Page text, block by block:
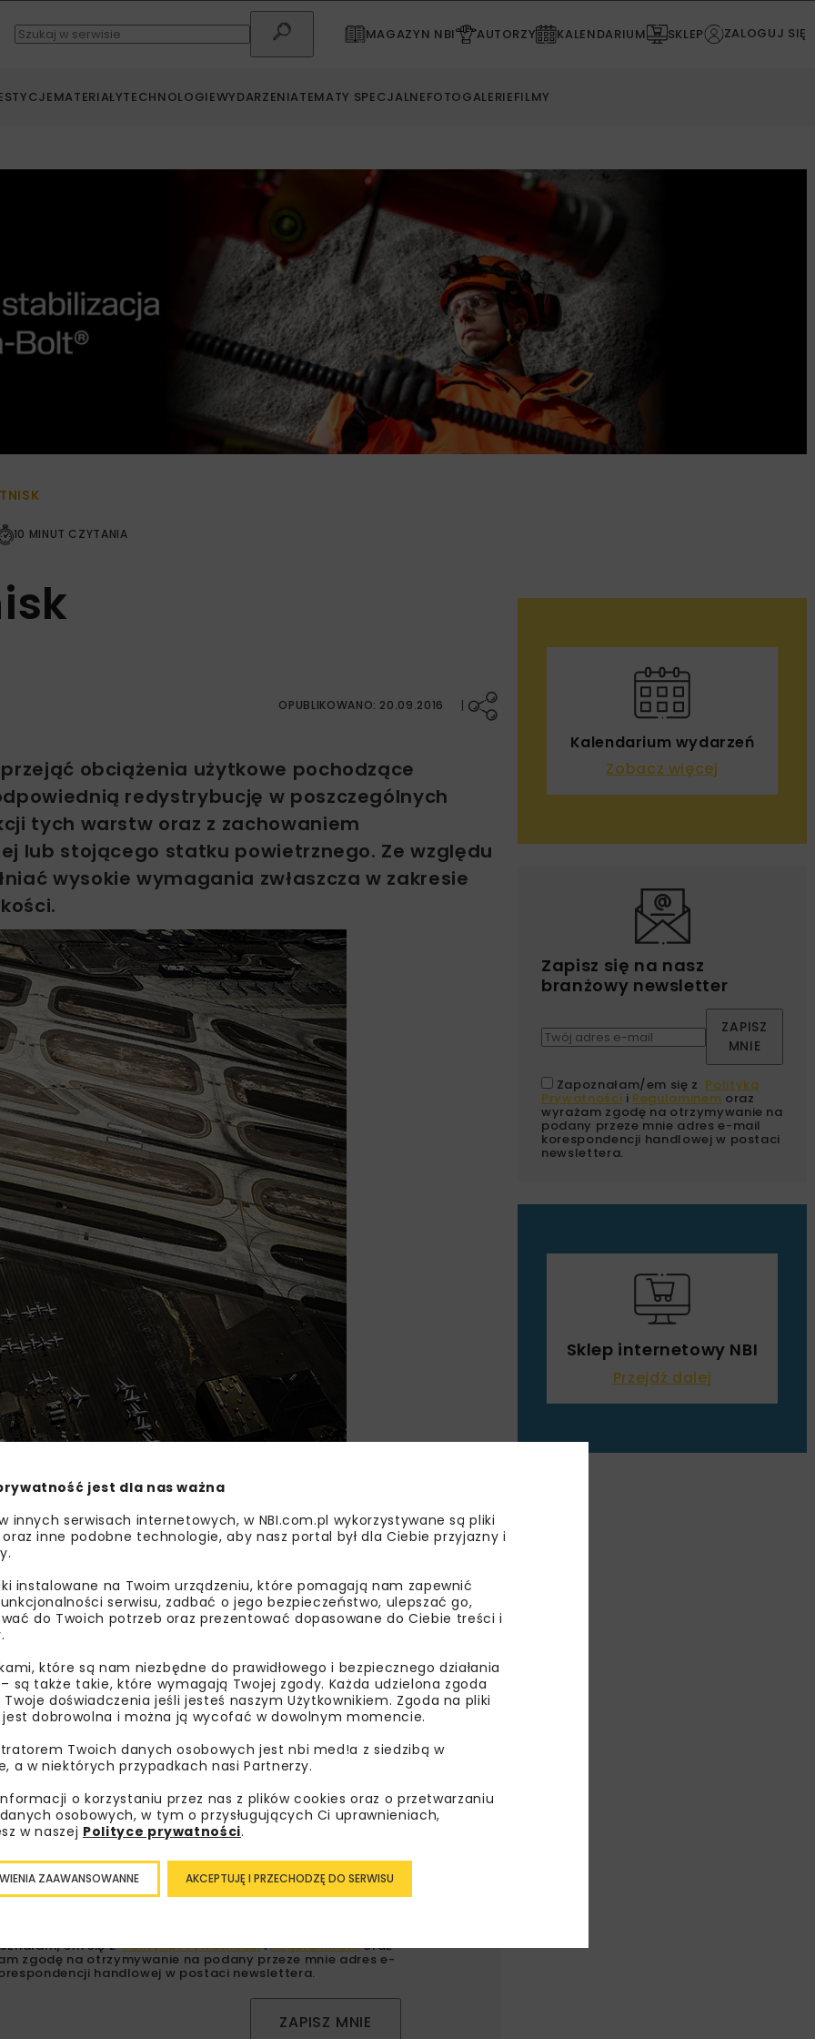
MAGAZYN NBI AUTORZY KALENDARIUM SKLEP ZALOGUJ SIĘ
MATERIAŁYTECHNOLOGIEWYDARZENIATEMATY SPECJALNEFOTOGALERIEFILMY
10 MINUT CZYTANIA
OPUBLIKOWANO: 20.09.2016
obciążenia użytkowe pochodzące
redystrybucję w poszczególnych
tych warstw oraz z zachowaniem
lub stojącego statku powietrznego. Ze względu
wysokie wymagania zwłaszcza w zakresie
DROGI LOTNISKA NAWIERZCHNIE
wiedzieć więcej?
się do newslettera aby otrzymywać od nas
informacje branżowe, zaproszenia na
atrakcyjne oferty i dedykowane akcje
em się zPolityką PrywatnościiRegulaminemoraz
zgodę na otrzymywanie na podany przeze mnie adres e-
handlowej w postaci newslettera.
ZAPISZ MNIE
Kalendarium wydarzeń
Zobacz więcej
Zapisz się na nasz
branżowy newsletter
ZAPISZ
MNIE
Zapoznałam/em się z Polityką
Prywatności i Regulaminem oraz
wyrażam zgodę na otrzymywanie na
podany przeze mnie adres e-mail
korespondencji handlowej w postaci
newslettera.
Sklep internetowy NBI
Przejdź dalej
jest dla nas ważna
innych serwisach internetowych, w NBI.com.pl wykorzystywane są pliki
inne podobne technologie, aby nasz portal był dla Ciebie przyjazny i
instalowane na Twoim urządzeniu, które pomagają nam zapewnić
serwisu, zadbać o jego bezpieczeństwo, ulepszać go,
do Twoich potrzeb oraz prezentować dopasowane do Ciebie treści i
które są nam niezbędne do prawidłowego i bezpiecznego działania
są także takie, które wymagają Twojej zgody. Każda udzielona zgoda
doświadczenia jeśli jesteś naszym Użytkownikiem. Zgoda na pliki
dobrowolna i można ją wycofać w dowolnym momencie.
Twoich danych osobowych jest nbi med!a z siedzibą w
a w niektórych przypadkach nasi Partnerzy.
o korzystaniu przez nas z plików cookies oraz o przetwarzaniu
osobowych, w tym o przysługujących Ci uprawnieniach,
w naszej Polityce prywatności.
AKCEPTUJĘ I PRZECHODZĘ DO SERWISU
ZAAWANSOWANNE